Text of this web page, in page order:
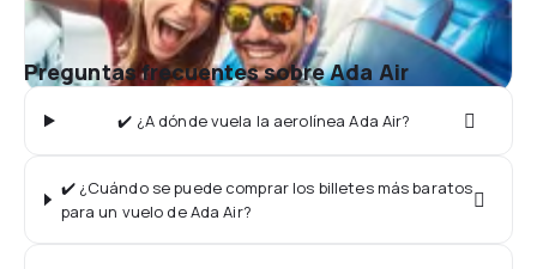
Preguntas frecuentes sobre Ada Air
✔️ ¿A dónde vuela la aerolínea Ada Air?
✔️ ¿Cuándo se puede comprar los billetes más baratos
para un vuelo de Ada Air?